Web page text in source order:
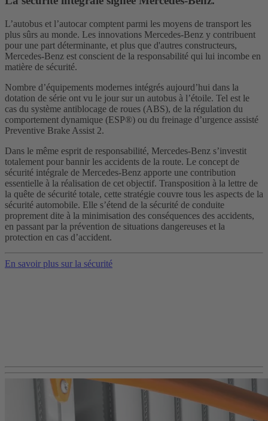
L’autobus et l’autocar comptent parmi les moyens de transport les
plus sûrs au monde. Les innovations Mercedes-Benz y contribuent
pour une part déterminante, et plus que d'autres constructeurs,
Mercedes-Benz est conscient de la responsabilité qui lui incombe en
matière de sécurité.
Nombre d’équipements modernes intégrés aujourd’hui dans la
dotation de série ont vu le jour sur un autobus à l’étoile. Tel est le
cas du système antiblocage de roues (ABS), de la régulation du
comportement dynamique (ESP®) ou du freinage d’urgence assisté
Preventive Brake Assist 2.
Dans le même esprit de responsabilité, Mercedes-Benz s’investit
totalement pour bannir les accidents de la route. Le concept de
sécurité intégrale de Mercedes-Benz apporte une contribution
essentielle à la réalisation de cet objectif. Transposition à la lettre de
la quête de sécurité totale, cette stratégie couvre tous les aspects de la
sécurité automobile. Elle s’étend de la sécurité de conduite
proprement dite à la minimisation des conséquences des accidents,
en passant par la prévention de situations dangereuses et la
protection en cas d’accident.
En savoir plus sur la sécurité